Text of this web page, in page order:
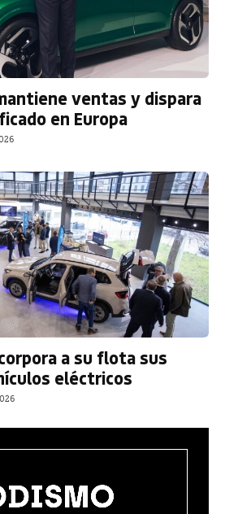
ventas y dispara
en Europa
a su flota sus
eléctricos